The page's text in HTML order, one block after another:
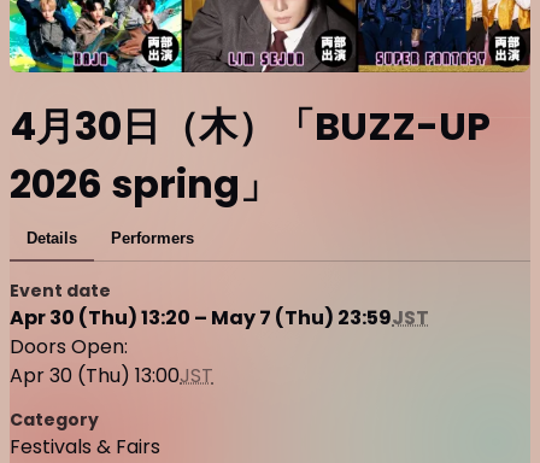
4月30日（木）「BUZZ-UP
2026 spring」
Details Performers
Event date
Apr 30 (Thu) 13:20 – May 7 (Thu) 23:59JST
Doors Open:
Apr 30 (Thu) 13:00JST
Category
Festivals & Fairs